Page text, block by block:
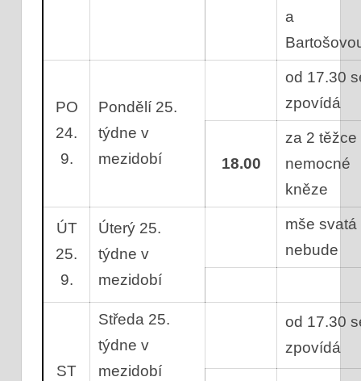
a
PO
24.
9.
Pondělí 25.
týdne v
mezidobí
od 17.30
zpovídá
18.00
za 2 těžce
nemocné
kněze
ÚT
25.
9.
Úterý 25.
týdne v
mezidobí
mše svatá
nebude
ST
Středa 25.
týdne v
mezidobí
od 17.30
zpovídá